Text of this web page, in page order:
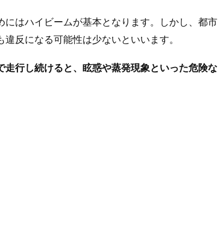
はハイビームが基本となります。しかし、都市
反になる可能性は少ないといいます。
行し続けると、眩惑や蒸発現象といった危険な